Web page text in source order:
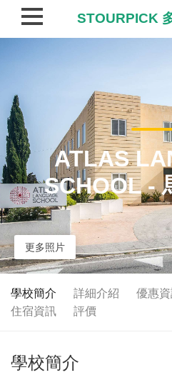
ATLAS
SCHOOL -
更多照片
學校簡介 詳細介紹 優惠
住宿資訊
評價
學校簡介
STOURPICK